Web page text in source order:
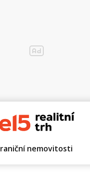
nemovitosti